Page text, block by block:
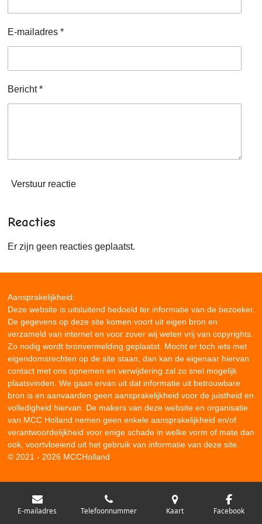
E-mailadres *
Bericht *
Verstuur reactie
Reacties
Er zijn geen reacties geplaatst.
Aansprakelijkheid:
Deze website is uitsluitend bedoeld ter informatie van de bezoeker.
De gegevens op deze site komen voort uit eigen bron en
verzameld van internet en voor zover wij weten vrij van copyrights.
Zo nodig wordt bronvermelding geplaatst. Mocht er toch iets met
eigendomsrechten op de site staan, dan kan de eigenaar hiervan
contact met ons opnemen en verwijdering zal zo snel mogelijk
plaatsvinden. We gaan ervan uit dat informatie uit betrouwbare
bron is en aanvaarden geen aansprakelijkheid voor de juistheid en
volledigheid hiervan. De makers van deze website en organisatie
van MCC Holland nemen geen enkele aansprakelijkheid en/of
verantwoordelijkheid voor enige schade in welke vorm of mate dan
ook, voortvloeiend uit het gebruik van informatie van deze site.
© 2021 - 2026 MCCHolland
E-mailadres Telefoonnummer Kaart Facebook